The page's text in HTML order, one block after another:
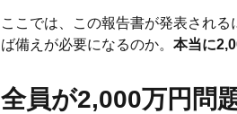
ここでは、この報告書が発表され
ば備えが必要になるのか。 本当に
全員が2,000万円問